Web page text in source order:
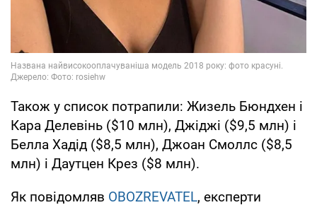
Також у список потрапили: Жизель Бюндхен і
Кара Делевінь ($10 млн), Джіджі ($9,5 млн) і
Белла Хадід ($8,5 млн), Джоан Смоллс ($8,5
млн) і Даутцен Крез ($8 млн).
Як повідомляв OBOZREVATEL, експерти